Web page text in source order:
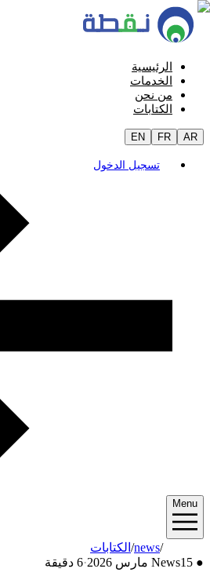
الرئيسية
الخدمات
من نحن
الكتابات
EN FR AR
تسجيل الدخول
Menu
الكتابات/news
●
News 15 مارس 2026 ·6 دقيقة